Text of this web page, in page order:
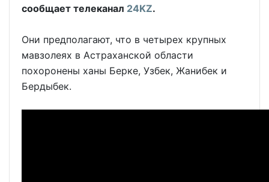
сообщает телеканал 24KZ.
Они предполагают, что в четырех крупных
мавзолеях в Астраханской области
похоронены ханы Берке, Узбек, Жанибек и
Бердыбек.